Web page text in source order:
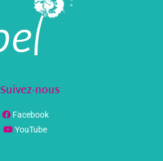
Suivez-nous
Facebook
YouTube